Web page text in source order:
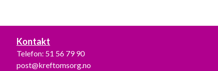
Kontakt
Telefon: 51 56 79 90
post@kreftomsorg.no